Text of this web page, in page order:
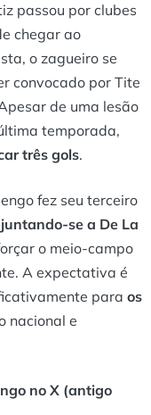
passou por clubes
chegar ao
o zagueiro se
convocado por Tite
de uma lesão
temporada,
três gols.
fez seu terceiro
juntando-se a De La
o meio-campo
A expectativa é
para os
nacional e
no X (antigo